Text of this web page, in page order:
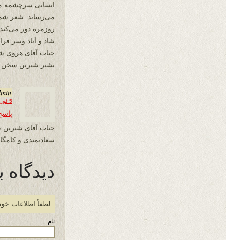
انسانی سرچشمه
می‌رساند. شعر
روزمره دور
شاد و آباد وسر
جناب آقای هروی
بشیر شیرین سخن
5 فوریه 2026 در 14:13
جناب آقای
سعادتمندی و
دیدگاه
لطفاً اطلاعات
نام